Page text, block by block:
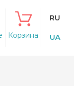
Корзина
RU
UA